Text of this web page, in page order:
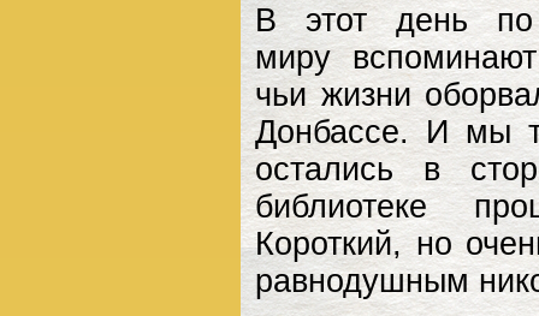
В этот день
миру
чьи жизни
Донбассе. И мы
остались в
библиотеке
Короткий, но
равнодушным